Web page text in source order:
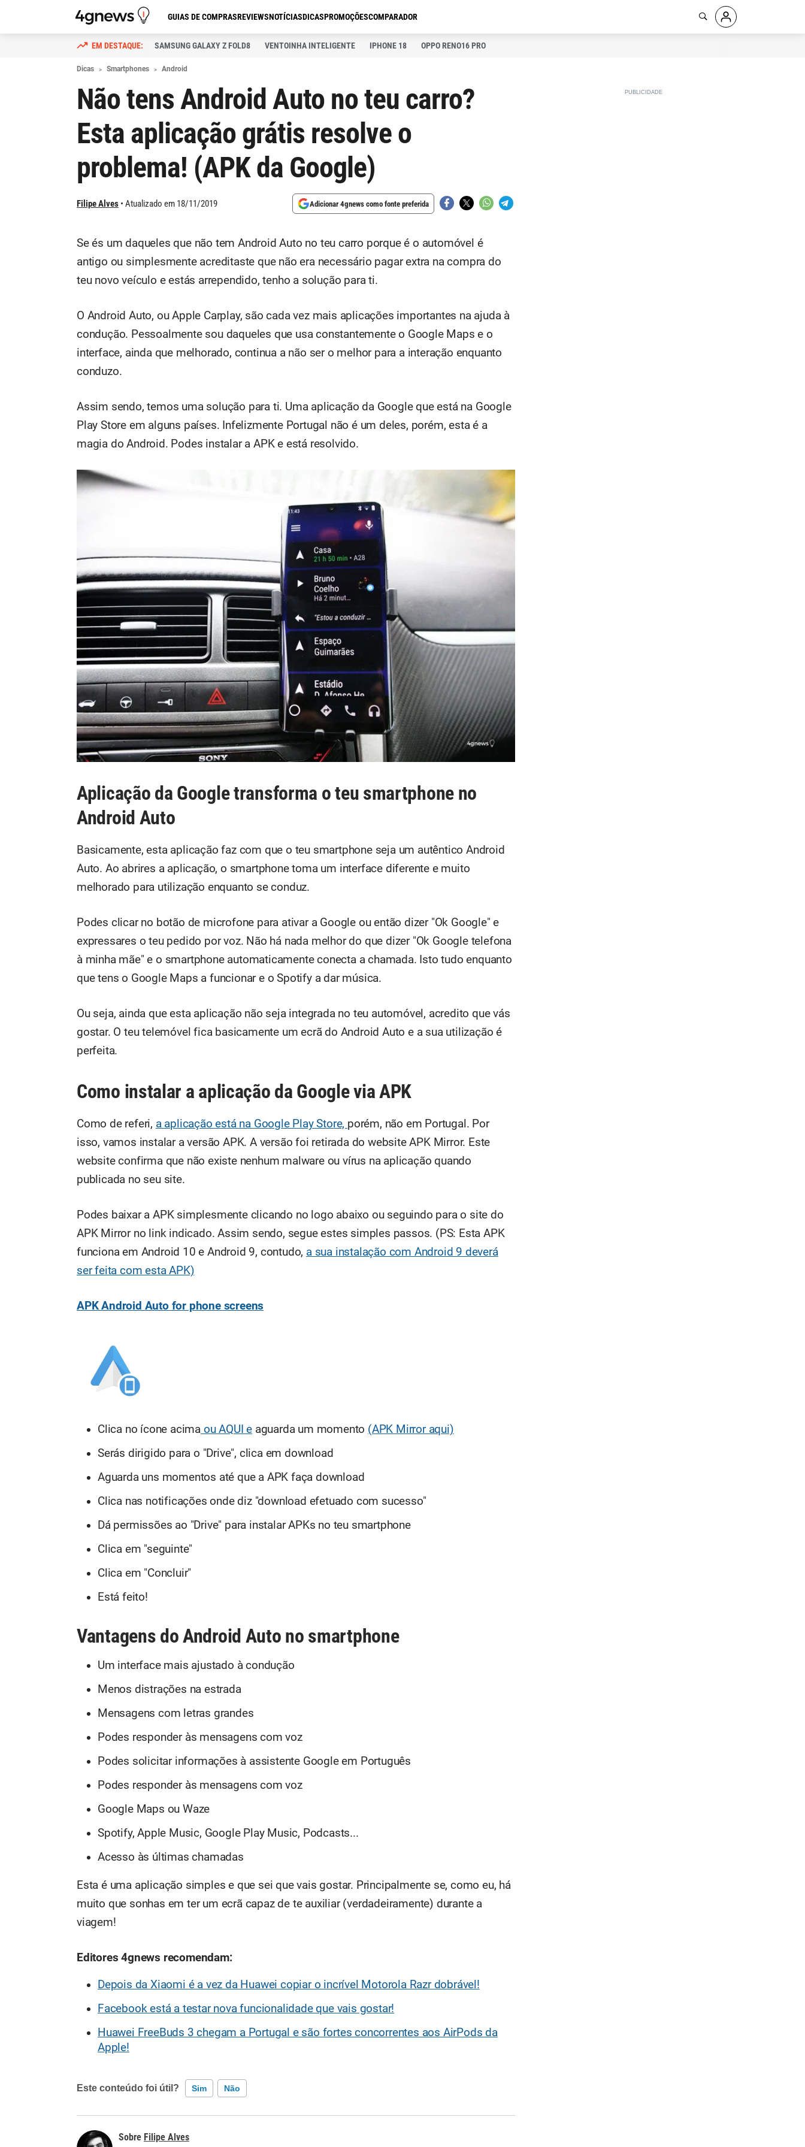
GUIAS DE COMPRASREVIEWSNOTÍCIASDICASPROMOÇÕESCOMPARADOR
SAMSUNG GALAXY Z FOLD8 VENTOINHA INTELIGENTE IPHONE 18 OPPO RENO16 PRO
Dicas Smartphones Android
Não tens Android Auto no teu carro?
Esta aplicação grátis resolve o
problema! (APK da Google)
Filipe Alves Atualizado em 18/11/2019 Adicionar 4gnews como fonte preferida
Se és um daqueles que não tem Android Auto no teu carro porque é o automóvel é
antigo ou simplesmente acreditaste que não era necessário pagar extra na compra do
teu novo veículo e estás arrependido, tenho a solução para ti.
O Android Auto, ou Apple Carplay, são cada vez mais aplicações importantes na ajuda à
condução. Pessoalmente sou daqueles que usa constantemente o Google Maps e o
interface, ainda que melhorado, continua a não ser o melhor para a interação enquanto
conduzo.
Assim sendo, temos uma solução para ti. Uma aplicação da Google que está na Google
Play Store em alguns países. Infelizmente Portugal não é um deles, porém, esta é a
magia do Android. Podes instalar a APK e está resolvido.
Aplicação da Google transforma o teu smartphone no
Android Auto
Basicamente, esta aplicação faz com que o teu smartphone seja um autêntico Android
Auto. Ao abrires a aplicação, o smartphone toma um interface diferente e muito
melhorado para utilização enquanto se conduz.
Podes clicar no botão de microfone para ativar a Google ou então dizer "Ok Google" e
expressares o teu pedido por voz. Não há nada melhor do que dizer "Ok Google telefona
à minha mãe" e o smartphone automaticamente conecta a chamada. Isto tudo enquanto
que tens o Google Maps a funcionar e o Spotify a dar música.
Ou seja, ainda que esta aplicação não seja integrada no teu automóvel, acredito que vás
gostar. O teu telemóvel fica basicamente um ecrã do Android Auto e a sua utilização é
perfeita.
Como instalar a aplicação da Google via APK
Como de referi, a aplicação está na Google Play Store, porém, não em Portugal. Por
isso, vamos instalar a versão APK. A versão foi retirada do website APK Mirror. Este
website confirma que não existe nenhum malware ou vírus na aplicação quando
publicada no seu site.
Podes baixar a APK simplesmente clicando no logo abaixo ou seguindo para o site do
APK Mirror no link indicado. Assim sendo, segue estes simples passos. (PS: Esta APK
funciona em Android 10 e Android 9, contudo, a sua instalação com Android 9 deverá
ser feita com esta APK)
APK Android Auto for phone screens
Clica no ícone acima ou AQUI e aguarda um momento (APK Mirror aqui)
Serás dirigido para o "Drive", clica em download
Aguarda uns momentos até que a APK faça download
Clica nas notificações onde diz "download efetuado com sucesso"
Dá permissões ao "Drive" para instalar APKs no teu smartphone
Clica em "seguinte"
Clica em "Concluir"
Está feito!
Vantagens do Android Auto no smartphone
Um interface mais ajustado à condução
Menos distrações na estrada
Mensagens com letras grandes
Podes responder às mensagens com voz
Podes solicitar informações à assistente Google em Português
Podes responder às mensagens com voz
Google Maps ou Waze
Spotify, Apple Music, Google Play Music, Podcasts...
Acesso às últimas chamadas
Esta é uma aplicação simples e que sei que vais gostar. Principalmente se, como eu, há
muito que sonhas em ter um ecrã capaz de te auxiliar (verdadeiramente) durante a
viagem!
Editores 4gnews recomendam:
Depois da Xiaomi é a vez da Huawei copiar o incrível Motorola Razr dobrável!
Facebook está a testar nova funcionalidade que vais gostar!
Huawei FreeBuds 3 chegam a Portugal e são fortes concorrentes aos AirPods da
Apple!
Este conteúdo foi útil? Sim Não
Filipe Alves